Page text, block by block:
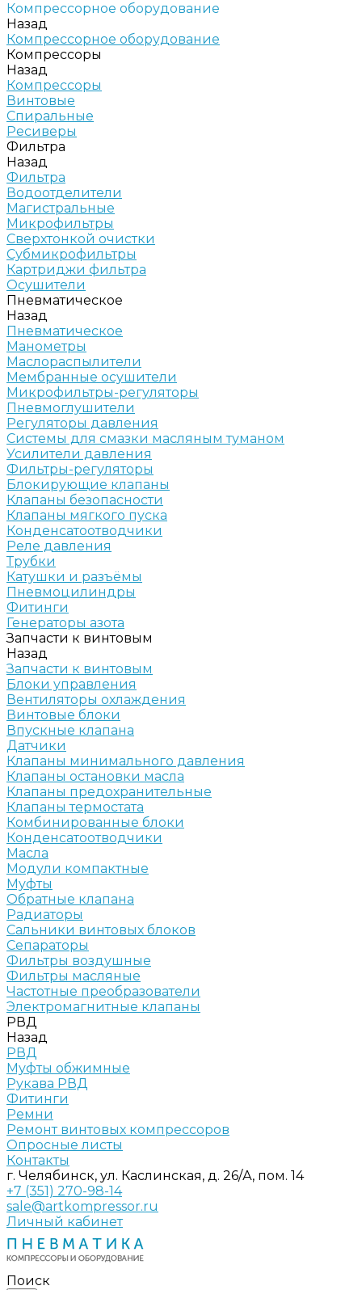
Компрессорное оборудование
Назад
Компрессорное оборудование
Компрессоры
Назад
Компрессоры
Винтовые
Спиральные
Ресиверы
Фильтра
Назад
Фильтра
Водоотделители
Магистральные
Микрофильтры
Сверхтонкой очистки
Субмикрофильтры
Картриджи фильтра
Осушители
Пневматическое
Назад
Пневматическое
Манометры
Маслораспылители
Мембранные осушители
Микрофильтры-регуляторы
Пневмоглушители
Регуляторы давления
Системы для смазки масляным туманом
Усилители давления
Фильтры-регуляторы
Блокирующие клапаны
Клапаны безопасности
Клапаны мягкого пуска
Конденсатоотводчики
Реле давления
Трубки
Катушки и разъёмы
Пневмоцилиндры
Фитинги
Генераторы азота
Запчасти к винтовым
Назад
Запчасти к винтовым
Блоки управления
Вентиляторы охлаждения
Винтовые блоки
Впускные клапана
Датчики
Клапаны минимального давления
Клапаны остановки масла
Клапаны предохранительные
Клапаны термостата
Комбинированные блоки
Конденсатоотводчики
Масла
Модули компактные
Муфты
Обратные клапана
Радиаторы
Сальники винтовых блоков
Сепараторы
Фильтры воздушные
Фильтры масляные
Частотные преобразователи
Электромагнитные клапаны
РВД
Назад
РВД
Муфты обжимные
Рукава РВД
Фитинги
Ремни
Ремонт винтовых компрессоров
Опросные листы
Контакты
г. Челябинск, ул. Каслинская, д. 26/А, пом. 14
+7 (351) 270-98-14
sale@artkompressor.ru
Личный кабинет
Поиск